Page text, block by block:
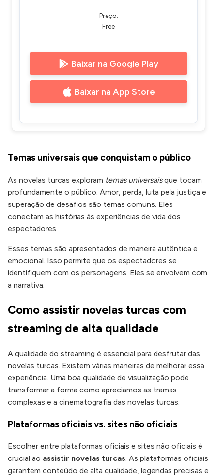
Preço:
Free
Baixar na Google Play
Baixar na App Store
Temas universais que conquistam o público
As novelas turcas exploram temas universaisque tocam
profundamente o público. Amor, perda, luta pela justiça e
superação de desafios são temas comuns. Eles
conectam as histórias às experiências de vida dos
espectadores.
Esses temas são apresentados de maneira autêntica e
emocional. Isso permite que os espectadores se
identifiquem com os personagens. Eles se envolvem com
a narrativa.
Como assistir novelas turcas com
streaming de alta qualidade
A qualidade do streaming é essencial para desfrutar das
novelas turcas. Existem várias maneiras de melhorar essa
experiência. Uma boa qualidade de visualização pode
transformar a forma como apreciamos as tramas
complexas e a cinematografia das novelas turcas.
Plataformas oficiais vs. sites não oficiais
Escolher entre plataformas oficiais e sites não oficiais é
crucial ao assistir novelas turcas. As plataformas oficiais
garantem conteúdo de alta qualidade, legendas precisas e